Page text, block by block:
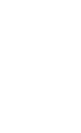
electrónico